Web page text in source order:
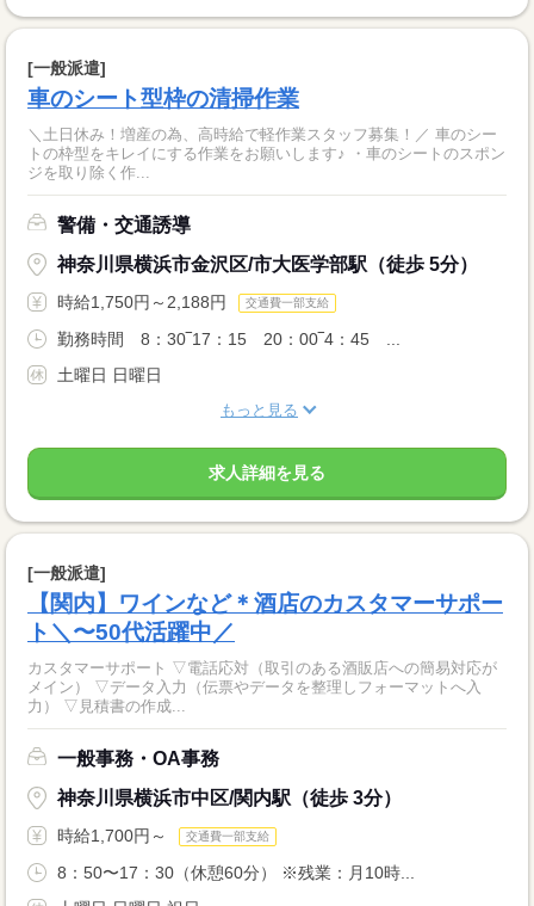
[一般派遣]
車のシート型枠の清掃作業
＼土日休み！増産の為、高時給で軽作業スタッフ募集！／ 車のシー
トの枠型をキレイにする作業をお願いします♪ ・車のシートのスポン
ジを取り除く作...
警備・交通誘導
神奈川県横浜市金沢区/市大医学部駅（徒歩 5分）
時給1,750円～2,188円 交通費一部支給
勤務時間 8：30‾17：15 20：00‾4：45 ...
土曜日 日曜日
もっと見る
求人詳細を見る
[一般派遣]
【関内】ワインなど＊酒店のカスタマーサポー
ト＼〜50代活躍中／
カスタマーサポート ▽電話応対（取引のある酒販店への簡易対応が
メイン） ▽データ入力（伝票やデータを整理しフォーマットへ入
力） ▽見積書の作成...
一般事務・OA事務
神奈川県横浜市中区/関内駅（徒歩 3分）
時給1,700円～ 交通費一部支給
8：50〜17：30（休憩60分） ※残業：月10時...